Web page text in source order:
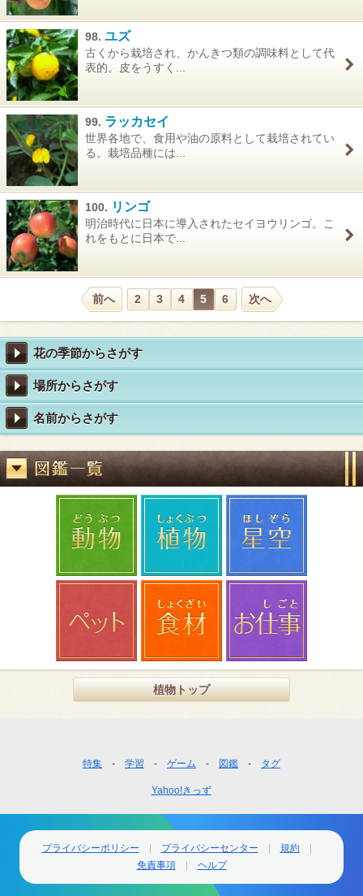
98. ユズ
古くから栽培され、かんきつ類の調味料として代
表的。皮をうすく...
99. ラッカセイ
世界各地で、食用や油の原料として栽培されてい
る。栽培品種には...
100. リンゴ
明治時代に日本に導入されたセイヨウリンゴ。こ
れをもとに日本で...
前へ 2 3 4 5 6 次へ
花の季節からさがす
場所からさがす
名前からさがす
植物トップ
ー
ナ
ビ
特集 学習 ゲーム 図鑑 タグ
Yahoo!きっず
プライバシーポリシー プライバシーセンター
規約
免責事項
ヘルプ